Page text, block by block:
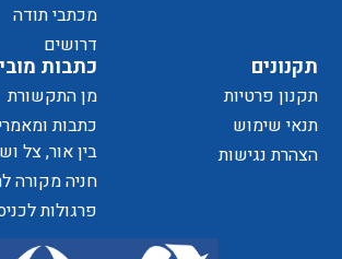
הפרטיותשלתקנונים
תקנון פרטיות
תנאי שימוש
הצהרת נגישות
כתבות
מן התקשורת
כתבות
בין אור, צל
כאלמנט
חניה מקורה
ושדרוג לבית
פרגולות
מכתבי תודה
דרושים